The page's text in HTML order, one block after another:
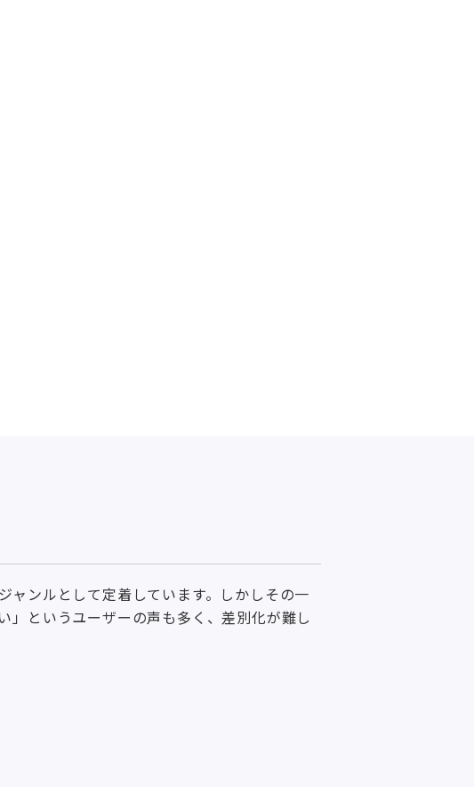
ャンルとして定着しています。しかしその一
」というユーザーの声も多く、差別化が難し